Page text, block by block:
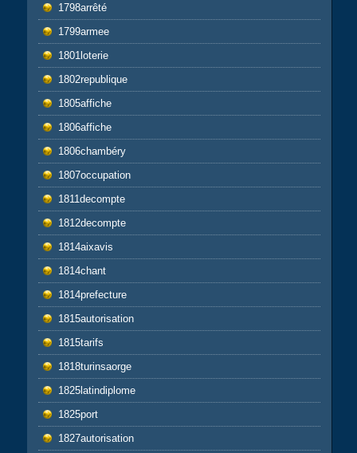
1798arrêté
1799armee
1801loterie
1802republique
1805affiche
1806affiche
1806chambéry
1807occupation
1811decompte
1812decompte
1814aixavis
1814chant
1814prefecture
1815autorisation
1815tarifs
1818turinsaorge
1825latindiplome
1825port
1827autorisation